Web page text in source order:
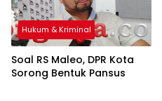
Hukum & Kriminal
Soal RS Maleo, DPR Kota
Sorong Bentuk Pansus